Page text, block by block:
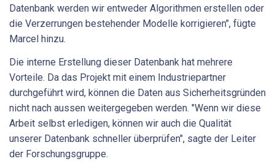
Datenbank werden wir entweder Algorithmen erstellen oder
die Verzerrungen bestehender Modelle korrigieren", fügte
Marcel hinzu.
Die interne Erstellung dieser Datenbank hat mehrere
Vorteile. Da das Projekt mit einem Industriepartner
durchgeführt wird, können die Daten aus Sicherheitsgründen
nicht nach aussen weitergegeben werden. "Wenn wir diese
Arbeit selbst erledigen, können wir auch die Qualität
unserer Datenbank schneller überprüfen", sagte der Leiter
der Forschungsgruppe.